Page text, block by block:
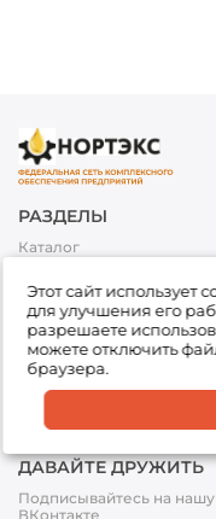
РАЗДЕЛЫ
Каталог
Топливо
Сервис
Подбор товара
Доставка
Офисы
ДАВАЙТЕ ДРУЖИТЬ
Подписывайтесь на нашу
ВКонтакте
Этот сайт использует
для улучшения его
разрешаете
можете отключить
браузера.